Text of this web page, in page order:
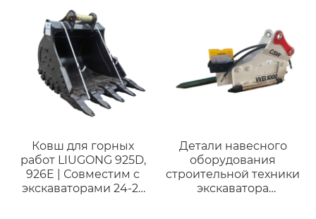
Ковш для горных
работ LIUGONG 925D,
926E | Совместим с
экскаваторами 24-27
Детали навесного
оборудования
строительной техники
экскаватора